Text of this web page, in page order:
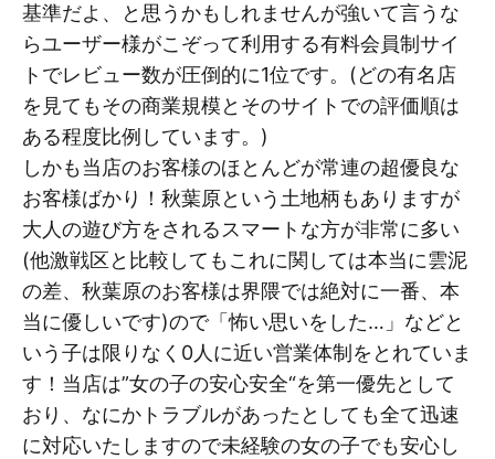
基準だよ、と思うかもしれませんが強いて言うな
らユーザー様がこぞって利用する有料会員制サイ
トでレビュー数が圧倒的に1位です。(どの有名店
を見てもその商業規模とそのサイトでの評価順は
ある程度比例しています。)
しかも当店のお客様のほとんどが常連の超優良な
お客様ばかり！秋葉原という土地柄もありますが
大人の遊び方をされるスマートな方が非常に多い
(他激戦区と比較してもこれに関しては本当に雲泥
の差、秋葉原のお客様は界隈では絶対に一番、本
当に優しいです)ので「怖い思いをした…」などと
いう子は限りなく0人に近い営業体制をとれていま
す！当店は”女の子の安心安全“を第一優先として
おり、なにかトラブルがあったとしても全て迅速
に対応いたしますので未経験の女の子でも安心し